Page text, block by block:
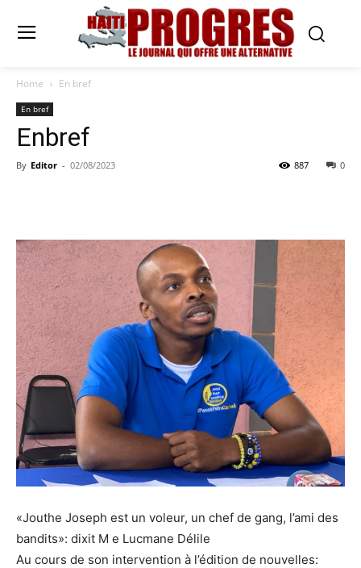
Home En bref
En bref
Enbref
By Editor - 02/08/2023 0
887
«Jouthe Joseph est un voleur, un chef de gang, l’ami des
bandits»: dixit M e Lucmane Délile
Au cours de son intervention à l’édition de nouvelles: